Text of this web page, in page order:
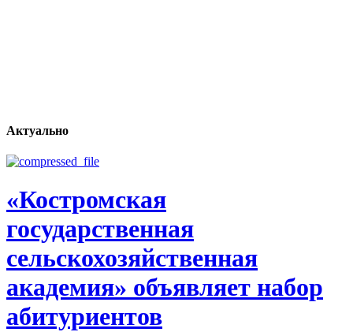
Актуально
«Костромская
государственная
сельскохозяйственная
академия» объявляет набор
абитуриентов